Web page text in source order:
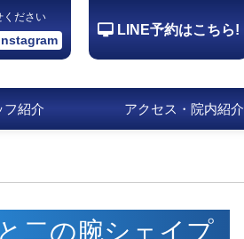
ください
LINE予約はこちら!
フ紹介 アクセス・院内紹介
二の腕シェイプ